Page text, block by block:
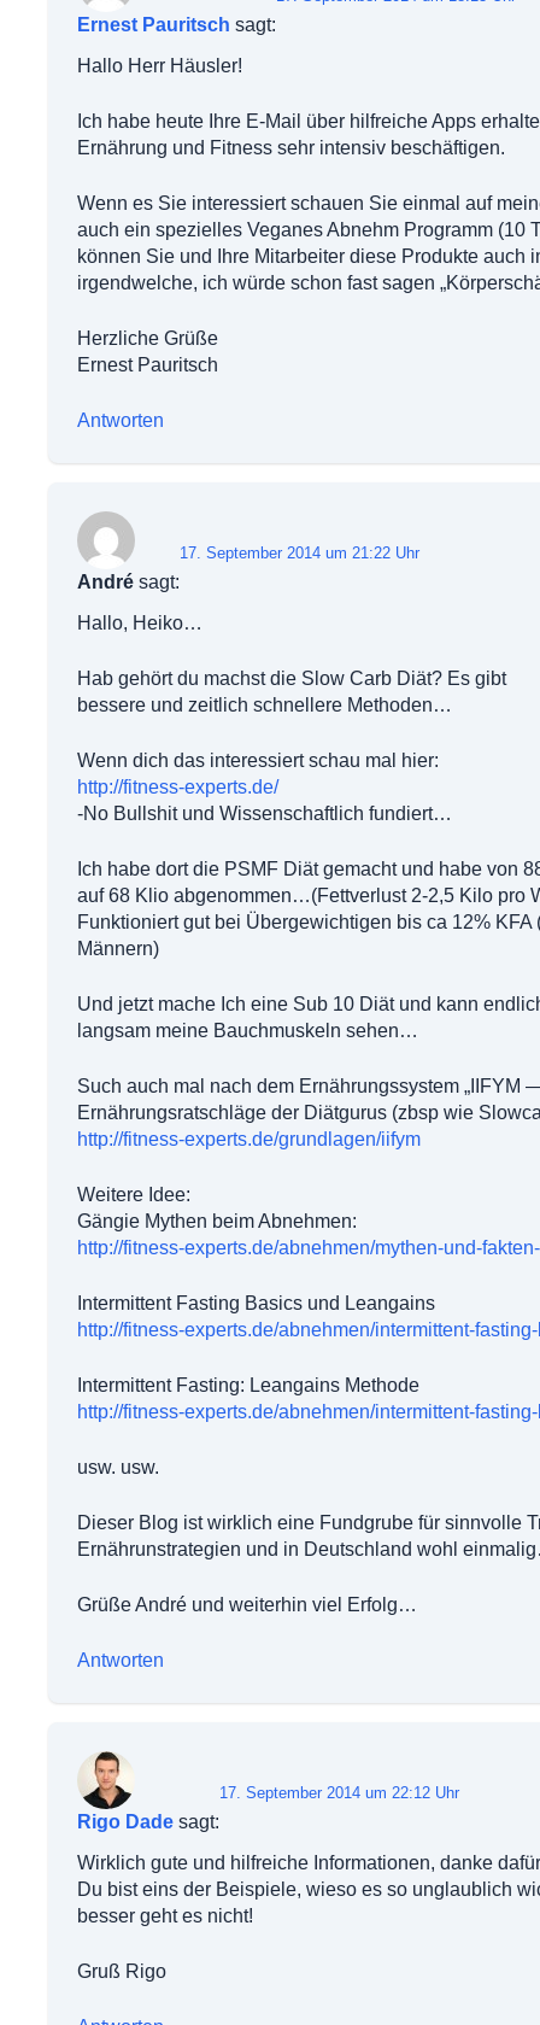
Ernest Pauritsch sagt:
Hallo Herr Häusler!
Ich habe heute Ihre E-Mail über hilfreiche Apps
Ernährung und Fitness sehr intensiv beschäftigen.
Wenn es Sie interessiert schauen Sie einmal auf
auch ein spezielles Veganes Abnehm Programm (10
können Sie und Ihre Mitarbeiter diese Produkte auch
irgendwelche, ich würde schon fast sagen
Herzliche Grüße
Ernest Pauritsch
Antworten
André sagt:
17. September 2014 um 21:22 Uhr
Hallo, Heiko…
Hab gehört du machst die Slow Carb Diät? Es gibt
bessere und zeitlich schnellere Methoden…
Wenn dich das interessiert schau mal hier:
http://fitness-experts.de/
-No Bullshit und Wissenschaftlich fundiert…
Ich habe dort die PSMF Diät gemacht und habe von
auf 68 Klio abgenommen…(Fettverlust 2-2,5 Kilo pro
Funktioniert gut bei Übergewichtigen bis ca 12% KFA
Männern)
Und jetzt mache Ich eine Sub 10 Diät und kann
langsam meine Bauchmuskeln sehen…
Such auch mal nach dem Ernährungssystem „IIFYM
Ernährungsratschläge der Diätgurus (zbsp wie
http://fitness-experts.de/grundlagen/iifym
Weitere Idee:
Gängie Mythen beim Abnehmen:
http://fitness-experts.de/abnehmen/mythen-und-
Intermittent Fasting Basics und Leangains
http://fitness-experts.de/abnehmen/intermittent-
Intermittent Fasting: Leangains Methode
http://fitness-experts.de/abnehmen/intermittent-
usw. usw.
Dieser Blog ist wirklich eine Fundgrube für sinnvolle
Ernährunstrategien und in Deutschland wohl
Grüße André und weiterhin viel Erfolg…
Antworten
Rigo Dade sagt:
17. September 2014 um 22:12 Uhr
Wirklich gute und hilfreiche Informationen, danke
Du bist eins der Beispiele, wieso es so unglaublich
besser geht es nicht!
Gruß Rigo